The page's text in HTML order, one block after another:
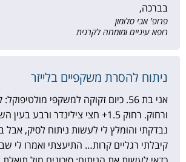
בברכה,
פרופ' אבי סלומון
רופא עיניים ומומחה לקרנית
ניתוח להסרת משקפיים בלייזר
אני בת 56. כיום זקוקה למשקפי
נבדקתי והומלץ לי לעשות ניתוח לסיק, אבל
קיבלתי רגליים קרות… התיעצתי ואמרו לי